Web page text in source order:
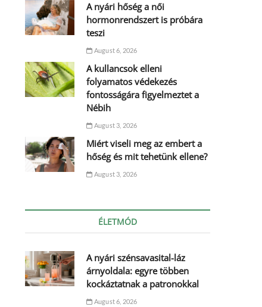
A nyári hőség a női
hormonrendszert is próbára
teszi
August 6, 2026
A kullancsok elleni
folyamatos védekezés
fontosságára figyelmeztet a
Nébih
August 3, 2026
Miért viseli meg az embert a
hőség és mit tehetünk ellene?
August 3, 2026
ÉLETMÓD
A nyári szénsavasital-láz
árnyoldala: egyre többen
kockáztatnak a patronokkal
August 6, 2026